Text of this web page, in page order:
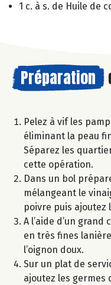
1 c. à s. de Huile de
Préparation
Pelez à vif les
éliminant la peau
Séparez les
cette opération.
Dans un bol
mélangeant le
poivre puis ajoutez
A l’aide d’un
en très fines
l’oignon doux.
Sur un plat de
ajoutez les germes